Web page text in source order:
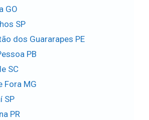
GO
SP
dos Guararapes PE
PB
SC
Fora MG
SP
PR